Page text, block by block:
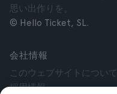
思い出作りを。
© Hello Ticket, SL.
会社情報
このウェブサイトについて
採用情報